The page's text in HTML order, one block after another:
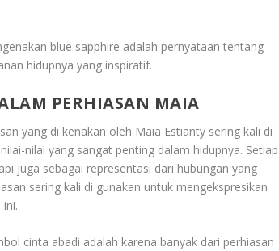
blue sapphire adalah pernyataan tentang
hidupnya yang inspiratif.
PERHIASAN MAIA
yang di kenakan oleh Maia Estianty sering kali di
nilai yang sangat penting dalam hidupnya. Setiap
juga sebagai representasi dari hubungan yang
sering kali di gunakan untuk mengekspresikan
cinta abadi adalah karena banyak dari perhiasan